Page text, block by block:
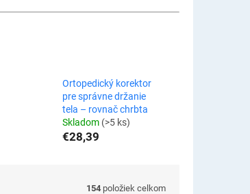
Ortopedický korektor
pre správne držanie
tela – rovnač chrbta
Skladom (>5 ks)
€28,39
154 položiek celkom